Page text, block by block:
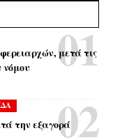
μετά τις
νόμου
την εξαγορά